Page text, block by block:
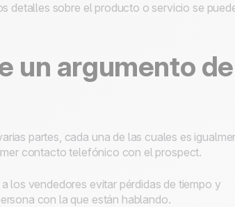
detalles sobre el producto o servicio se
un argumento de
partes, cada una de las cuales es
contacto telefónico con el prospect.
los vendedores evitar pérdidas de tiempo y
con la que están hablando.